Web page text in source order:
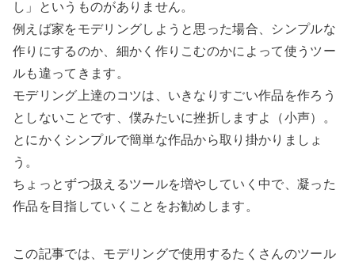
し」というものがありません。
例えば家をモデリングしようと思った場合、シンプルな
作りにするのか、細かく作りこむのかによって使うツー
ルも違ってきます。
モデリング上達のコツは、いきなりすごい作品を作ろう
としないことです、僕みたいに挫折しますよ（小声）。
とにかくシンプルで簡単な作品から取り掛かりましょ
う。
ちょっとずつ扱えるツールを増やしていく中で、凝った
作品を目指していくことをお勧めします。
この記事では、モデリングで使用するたくさんのツール